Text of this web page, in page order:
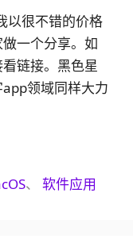
以很不错的价格
一个分享。如
链接。黑色星
领域同样大力
、软件应用